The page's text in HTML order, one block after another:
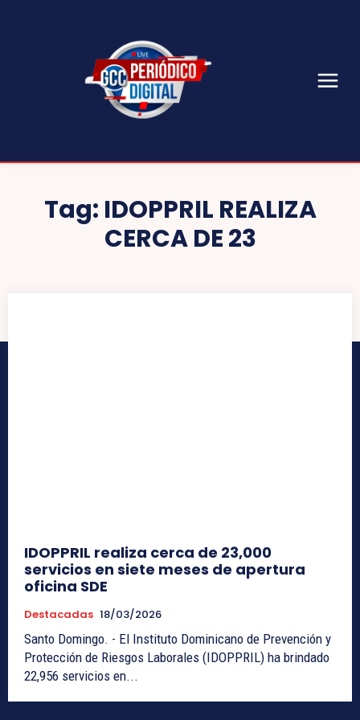
Tag: IDOPPRIL REALIZA
CERCA DE 23
IDOPPRIL realiza cerca de 23,000
servicios en siete meses de apertura
oficina SDE
Destacadas 18/03/2026
Santo Domingo. - El Instituto Dominicano de Prevención y
Protección de Riesgos Laborales (IDOPPRIL) ha brindado
22,956 servicios en...